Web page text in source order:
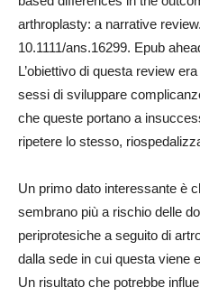
arthroplasty: a narrative
10.1111/ans.16299. Epub
L’obiettivo di questa review
sessi di sviluppare
che queste portano a
ripetere lo stesso,
Un primo dato interessante è
sembrano più a rischio delle
periprotesiche a seguito di
dalla sede in cui questa viene
Un risultato che potrebbe